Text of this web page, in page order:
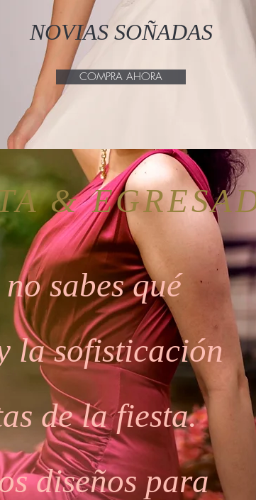
NOVIAS SOÑADAS
COMPRA AHORA
&
sabes qué
la sofisticación
de la fiesta.
diseños para